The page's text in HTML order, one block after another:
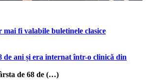
fi valabile buletinele clasice
de ani și era internat într-o clinică din
de 68 de (…)